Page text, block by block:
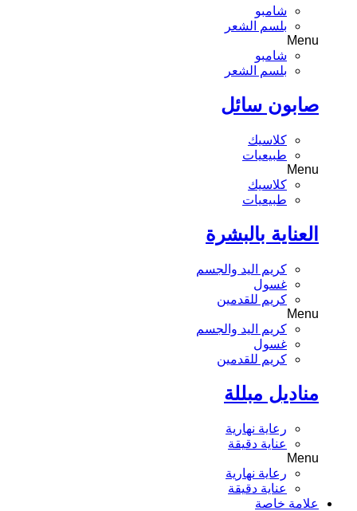
شامبو
بلسم الشعر
Menu
شامبو
بلسم الشعر
صابون سائل
كلاسيك
طبيعيات
Menu
كلاسيك
طبيعيات
العناية بالبشرة
كريم اليد والجسم
غسول
كريم للقدمين
Menu
كريم اليد والجسم
غسول
كريم للقدمين
مناديل مبللة
رعاية نهارية
عناية دقيقة
Menu
رعاية نهارية
عناية دقيقة
علامة خاصة